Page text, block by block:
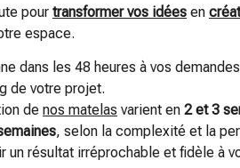
pour transformer vos idées en
espace.
dans les 48 heures à vos
de votre projet.
de nos matelas varient en 2 et 3
, selon la complexité et la
un résultat irréprochable et fidèle à